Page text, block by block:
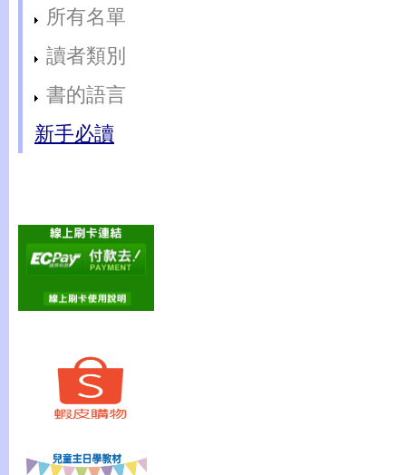
所有名單
讀者類別
書的語言
新手必讀